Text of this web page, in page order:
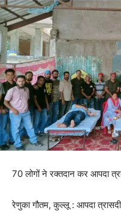
70 लोगों ने रक्तदान कर आपदा
रेणुका गौतम, कुल्लू : आपदा